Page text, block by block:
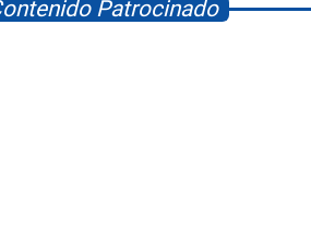
Patrocinado